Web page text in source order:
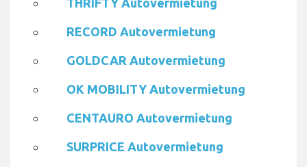
THRIFTY Autovermietung
RECORD Autovermietung
GOLDCAR Autovermietung
OK MOBILITY Autovermietung
CENTAURO Autovermietung
SURPRICE Autovermietung